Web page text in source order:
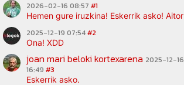
2026-02-16 08:57 #1
Hemen gure iruzkina! Eskerrik asko! Aitor
2025-12-19 07:54#2
Ona! XDD
joan mari beloki kortexarena 2025-12-16
16:49 #3
Eskerrik asko.